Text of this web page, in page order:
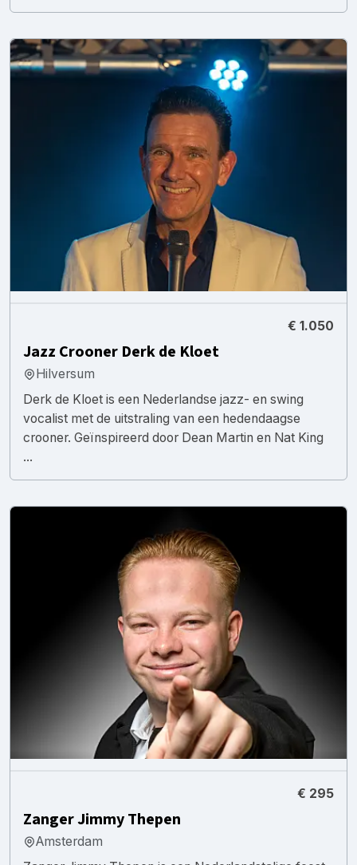
€ 1.050
Jazz Crooner Derk de Kloet
Hilversum
Derk de Kloet is een Nederlandse jazz- en swing
vocalist met de uitstraling van een hedendaagse
crooner. Geïnspireerd door Dean Martin en Nat King
...
€ 295
Zanger Jimmy Thepen
Amsterdam